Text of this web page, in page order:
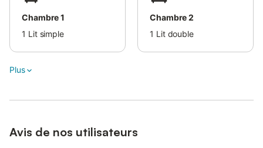
Chambre 1
1 Lit simple
Chambre 2
1 Lit double
Plus
Avis de nos utilisateurs